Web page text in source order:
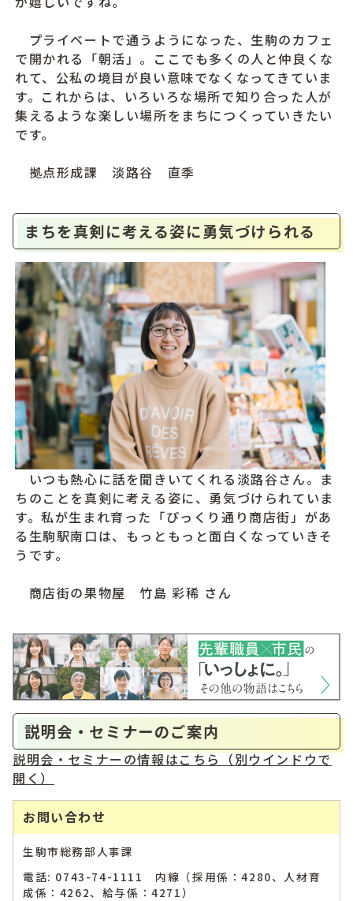
プライベートで通うようになった、生駒のカフェ
で開かれる「朝活」。ここでも多くの人と仲良くな
れて、公私の境目が良い意味でなくなってきていま
す。これからは、いろいろな場所で知り合った人が
集えるような楽しい場所をまちにつくっていきたい
です。
拠点形成課 淡路谷 直季
まちを真剣に考える姿に勇気づけられる
いつも熱心に話を聞きいてくれる淡路谷さん。ま
ちのことを真剣に考える姿に、勇気づけられていま
す。私が生まれ育った「ぴっくり通り商店街」があ
る生駒駅南口は、もっともっと面白くなっていきそ
うです。
商店街の果物屋 竹島 彩稀 さん
説明会・セミナーのご案内
説明会・セミナーの情報はこちら（別ウインドウで
開く）
お問い合わせ
生駒市総務部人事課
電話: 0743-74-1111 内線（採用係：4280、人材育
成係：4262、給与係：4271）